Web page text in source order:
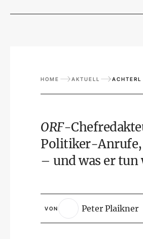
HOME AKTUELL ACHTERL
ORF-
Politiker-Anrufe,
– und was er
VON Peter Plaikner